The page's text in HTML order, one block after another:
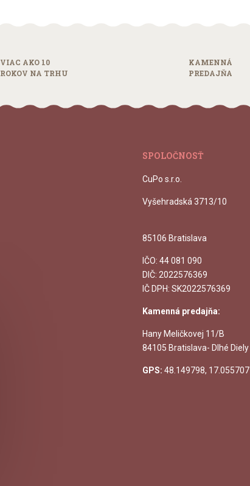
VIAC AKO 10
ROKOV NA TRHU
KAMENNÁ
PREDAJŇA
SPOLOČNOSŤ
CuPo s.r.o.
Vyšehradská 3713/10
85106 Bratislava
IČO:44 081 090
DIČ: 2022576369
IČ DPH: SK2022576369
Kamenná predajňa:
Hany Meličkovej 11/B
84105 Bratislava- Dlhé Diely
GPS: 48.149798, 17.055707